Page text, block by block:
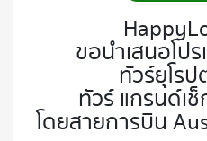
ขอนำเสนอโป
ทัวร์ยุโร
ทัวร์ แกรนด์เ
โดยสายการบิน